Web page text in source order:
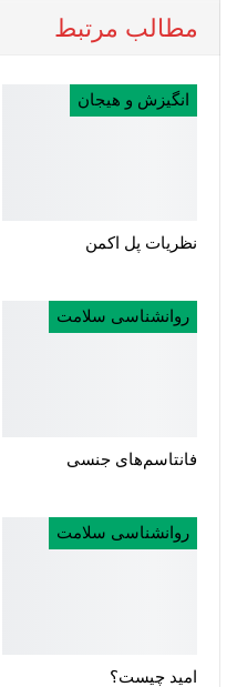
مطالب مرتبط
انگیزش و هیجان
نظریات پل اکمن
روانشناسی سلامت
فانتاسم‌های جنسی
روانشناسی سلامت
امید چیست؟